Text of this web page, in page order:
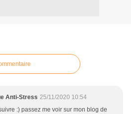
Anti-Stress 25/11/2020 10:54
:) passez me voir sur mon blog de